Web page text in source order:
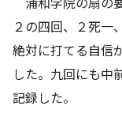
２の四回、２死一
絶対に打てる自信
した。九回にも中
記録した。